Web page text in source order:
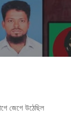
জেগে উঠেছিল